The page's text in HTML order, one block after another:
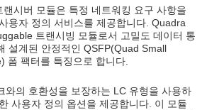
시버 모듈은 특정 네트워킹 요구 사항을
용자 정의 서비스를 제공합니다. Quadra
트랜시빙 모듈로서 고밀도 데이터 통
설계된 안정적인 QSFP(Quad Small
폼 팩터를 특징으로 합니다.
와의 호환성을 보장하는 LC 유형을 사용하
사용자 정의 옵션을 제공합니다. 이 모듈